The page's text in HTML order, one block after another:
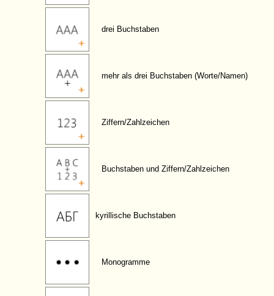
drei Buchstaben
mehr als drei Buchstaben (Worte/Namen)
Ziffern/Zahlzeichen
Buchstaben und Ziffern/Zahlzeichen
kyrillische Buchstaben
Monogramme